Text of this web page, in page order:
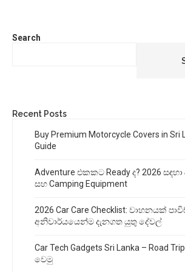
Search
Recent Posts
Buy Premium Motorcycle Covers in Sri
Guide
Adventure එකකට Ready ද? 2026
සහ Camping Equipment
2026 Car Care Checklist: වාහනයක්
අනිවාර්යයෙන්ම දැනගත යුතු දේවල්
Car Tech Gadgets Sri Lanka – Road
වෙමු